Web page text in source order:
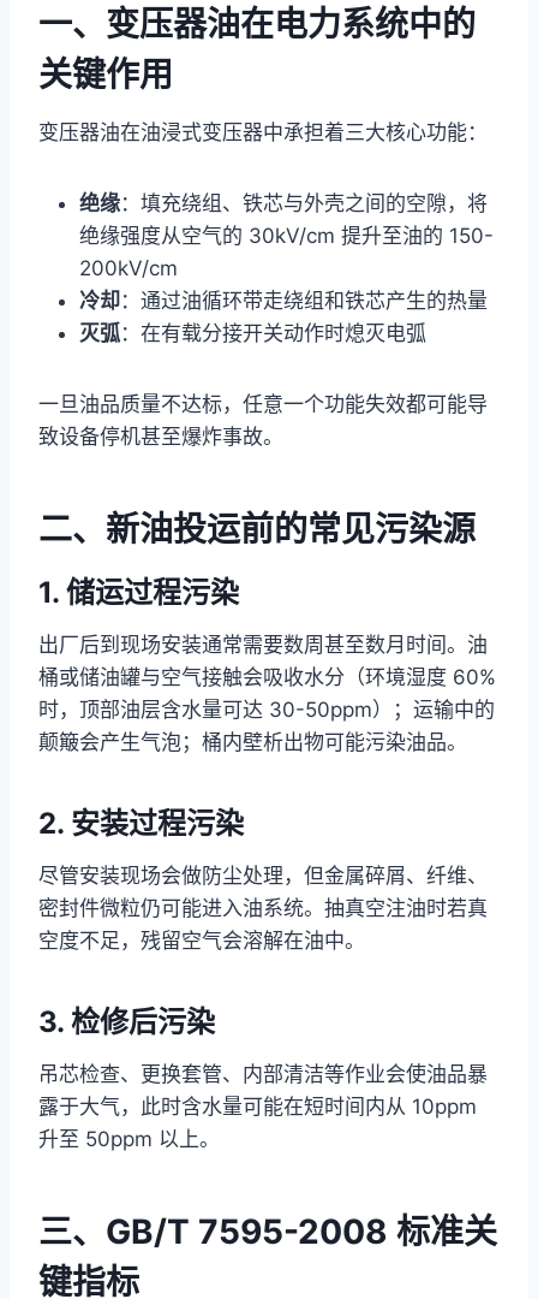
一、变压器油在电力系统中的
关键作用
变压器油在油浸式变压器中承担着三大核心功能：
绝缘：填充绕组、铁芯与外壳之间的空隙，将
绝缘强度从空气的 30kV/cm 提升至油的 150-
200kV/cm
冷却：通过油循环带走绕组和铁芯产生的热量
灭弧：在有载分接开关动作时熄灭电弧
一旦油品质量不达标，任意一个功能失效都可能导
致设备停机甚至爆炸事故。
二、新油投运前的常见污染源
1. 储运过程污染
出厂后到现场安装通常需要数周甚至数月时间。油
桶或储油罐与空气接触会吸收水分（环境湿度 60%
时，顶部油层含水量可达 30-50ppm）；运输中的
颠簸会产生气泡；桶内壁析出物可能污染油品。
2. 安装过程污染
尽管安装现场会做防尘处理，但金属碎屑、纤维、
密封件微粒仍可能进入油系统。抽真空注油时若真
空度不足，残留空气会溶解在油中。
3. 检修后污染
吊芯检查、更换套管、内部清洁等作业会使油品暴
露于大气，此时含水量可能在短时间内从 10ppm
升至 50ppm 以上。
三、GB/T 7595-2008 标准关
键指标